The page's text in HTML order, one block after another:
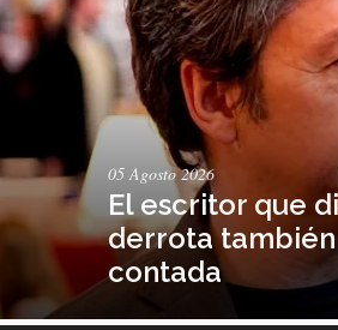
05 Agosto 2026
El escritor que
derrota
contada